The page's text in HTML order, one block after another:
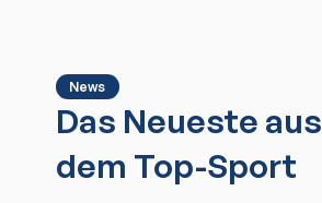
News
Das Neueste aus
dem Top-Sport